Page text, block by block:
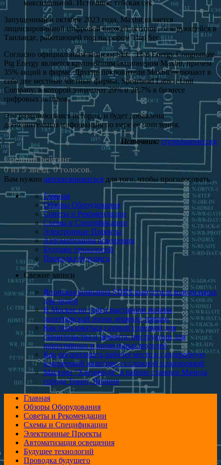
максимальной. Источник: тайская сек
Запущенный в октябре 2023 года, Maxbit является
лицензированной цифровой биржей активов, базирующейся в
Таиланде, работающей под надзором Thai Sec.
Согласно официальным записям SEC, Thai Energy Congromate
Ptg Energy является крупнейшим акционером Maxbit, причем
35% акций в фирме. Другие покровители Maxbit включают в
себя две местные частные фирмы, Spearhead Labs и Unit
Company, в которой занимают 29% и 28,7% в бизнесе
цифровых активов.
Это развивающаяся история, и будет добавлена ​​
дополнительная информация по мере ее появления.
Источник: cryptohamster.org
Средний рейтинг
0 из 5 звезд. 0 голосов.
Вам нужно авторизироваться для того, чтобы проголосовать.
Главная
Обзоры Оборудования
Советы и Рекомендации
Схемы и Спецификации
Электронные Проекты
Автоматизация освещения
Будущее технологий
Проводка будущего
Свежие записи
Японская компания SDRS выпустила холодильник
для людей
В Москве на торги выставили палаты
допетровской эпохи дешевле трешки
Как пользоваться газовой горелкой для
строительства и ремонта: инструкции для
портативных и кровельных моделей
Как организовать рабочее место и гардеробную
в маленькой квартире со сложной планировкой
Магазин “Хатмачида” в районе станции Мачида
города Токио, Япония
Главная
Обзоры Оборудования
Советы и Рекомендации
Схемы и Спецификации
Электронные Проекты
Автоматизация освещения
Будущее технологий
Проводка будущего